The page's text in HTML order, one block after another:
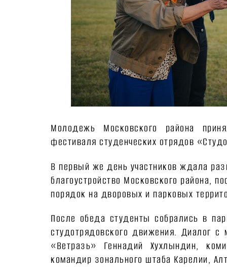
Молодежь Московского района
фестиваля студенческих отрядов
В первый же день участников ждала
благоустройство Московского района,
порядок на дворовых и парковых
После обеда студенты собрались в
студотрядовского движения. Диалог
«Ветразь» Геннадий Хухлындин,
командир зонального штаба Карелии,